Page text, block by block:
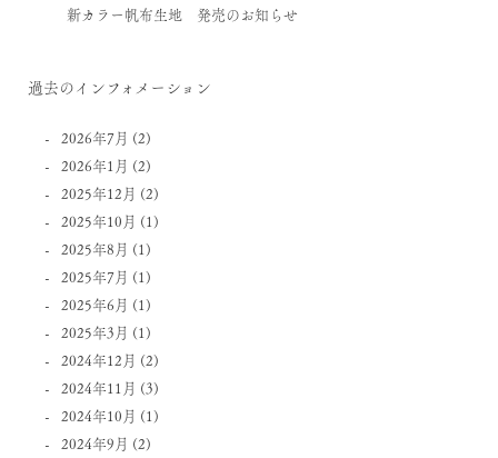
新カラー帆布生地 発売のお知らせ
過去のインフォメーション
2026年7月 (2)
2026年1月 (2)
2025年12月 (2)
2025年10月 (1)
2025年8月 (1)
2025年7月 (1)
2025年6月 (1)
2025年3月 (1)
2024年12月 (2)
2024年11月 (3)
2024年10月 (1)
2024年9月 (2)